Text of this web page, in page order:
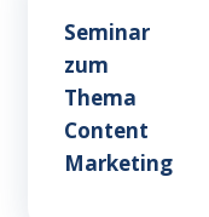
Seminar
zum
Thema
Content
Marketing